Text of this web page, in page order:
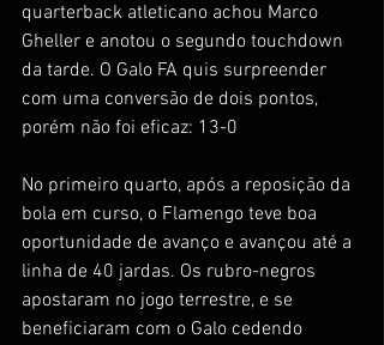
quarterback atleticano achou Marco
Gheller e anotou o segundo touchdown
da tarde. O Galo FA quis surpreender
com uma conversão de dois pontos,
porém não foi eficaz: 13-0
No primeiro quarto, após a reposição da
bola em curso, o Flamengo teve boa
oportunidade de avanço e avançou até a
linha de 40 jardas. Os rubro-negros
apostaram no jogo terrestre, e se
beneficiaram com o Galo cedendo